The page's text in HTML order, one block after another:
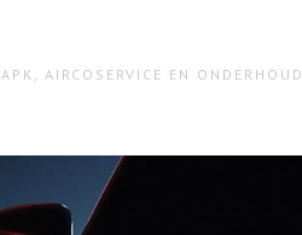
APK, AIRCOSERVICE EN ONDERHOUD